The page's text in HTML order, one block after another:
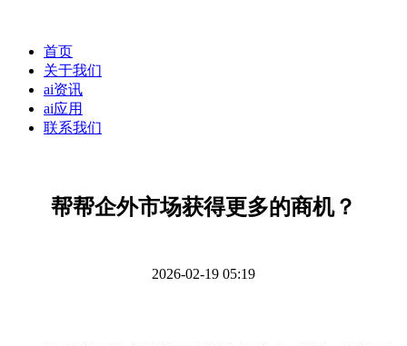
首页
关于我们
ai资讯
ai应用
联系我们
帮帮企外市场获得更多的商机？
2026-02-19 05:19